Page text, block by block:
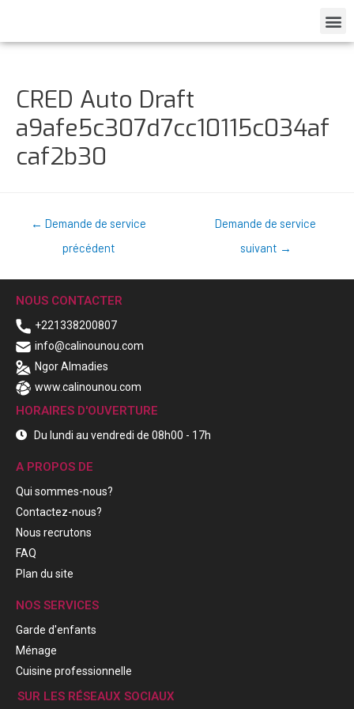
CRED Auto Draft
a9afe5c307d7cc10115c034af
caf2b30
← Demande de service
précédent
Demande de service
suivant →
NOUS CONTACTER
+221338200807
info@calinounou.com
Ngor Almadies
www.calinounou.com
HORAIRES D'OUVERTURE
Du lundi au vendredi de 08h00 - 17h
A PROPOS DE
Qui sommes-nous?
Contactez-nous?
Nous recrutons
FAQ
Plan du site
NOS SERVICES
Garde d'enfants
Ménage
Cuisine professionnelle
SUR LES RÉSEAUX SOCIAUX